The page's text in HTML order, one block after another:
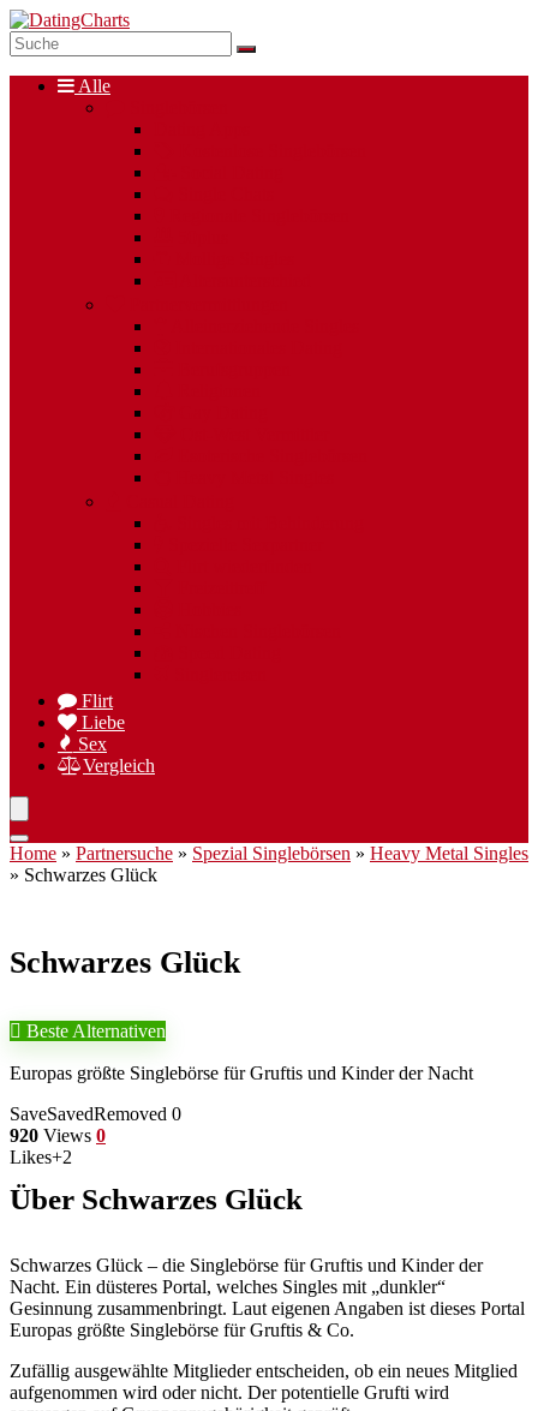
Alle
Flirt
Liebe
Sex
Vergleich
Home » Partnersuche » Spezial Singlebörsen » Heavy Metal Singles
» Schwarzes Glück
Schwarzes Glück
Beste Alternativen
Europas größte Singlebörse für Gruftis und Kinder der Nacht
SaveSavedRemoved 0
920 Views 0
Likes+2
Über Schwarzes Glück
Schwarzes Glück – die Singlebörse für Gruftis und Kinder der
Nacht. Ein düsteres Portal, welches Singles mit „dunkler“
Gesinnung zusammenbringt. Laut eigenen Angaben ist dieses Portal
Europas größte Singlebörse für Gruftis & Co.
Zufällig ausgewählte Mitglieder entscheiden, ob ein neues Mitglied
aufgenommen wird oder nicht. Der potentielle Grufti wird